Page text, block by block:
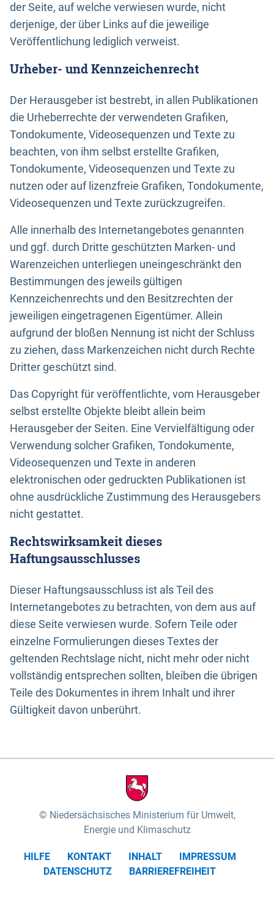
der Seite, auf welche verwiesen wurde, nicht
derjenige, der über Links auf die jeweilige
Veröffentlichung lediglich verweist.
Urheber- und Kennzeichenrecht
Der Herausgeber ist bestrebt, in allen Publikationen
die Urheberrechte der verwendeten Grafiken,
Tondokumente, Videosequenzen und Texte zu
beachten, von ihm selbst erstellte Grafiken,
Tondokumente, Videosequenzen und Texte zu
nutzen oder auf lizenzfreie Grafiken, Tondokumente,
Videosequenzen und Texte zurückzugreifen.
Alle innerhalb des Internetangebotes genannten
und ggf. durch Dritte geschützten Marken- und
Warenzeichen unterliegen uneingeschränkt den
Bestimmungen des jeweils gültigen
Kennzeichenrechts und den Besitzrechten der
jeweiligen eingetragenen Eigentümer. Allein
aufgrund der bloßen Nennung ist nicht der Schluss
zu ziehen, dass Markenzeichen nicht durch Rechte
Dritter geschützt sind.
Das Copyright für veröffentlichte, vom Herausgeber
selbst erstellte Objekte bleibt allein beim
Herausgeber der Seiten. Eine Vervielfältigung oder
Verwendung solcher Grafiken, Tondokumente,
Videosequenzen und Texte in anderen
elektronischen oder gedruckten Publikationen ist
ohne ausdrückliche Zustimmung des Herausgebers
nicht gestattet.
Rechtswirksamkeit dieses
Haftungsausschlusses
Dieser Haftungsausschluss ist als Teil des
Internetangebotes zu betrachten, von dem aus auf
diese Seite verwiesen wurde. Sofern Teile oder
einzelne Formulierungen dieses Textes der
geltenden Rechtslage nicht, nicht mehr oder nicht
vollständig entsprechen sollten, bleiben die übrigen
Teile des Dokumentes in ihrem Inhalt und ihrer
Gültigkeit davon unberührt.
Niedersächsisches Ministerium für Umwelt,
Energie und Klimaschutz
HILFE KONTAKT INHALT
IMPRESSUM
DATENSCHUTZ
BARRIEREFREIHEIT